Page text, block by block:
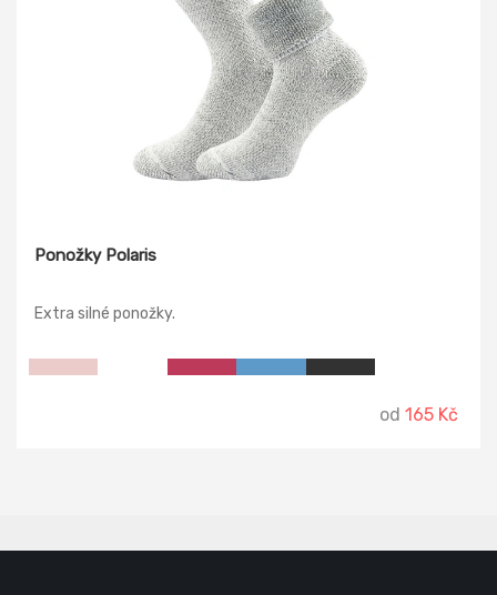
Ponožky Polaris
Extra silné ponožky.
od 165 Kč